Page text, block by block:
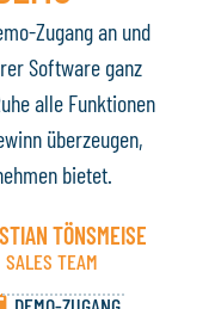
Zugang an und
Software ganz
alle Funktionen
überzeugen,
bietet.
TÖNSMEISE
SALES TEAM